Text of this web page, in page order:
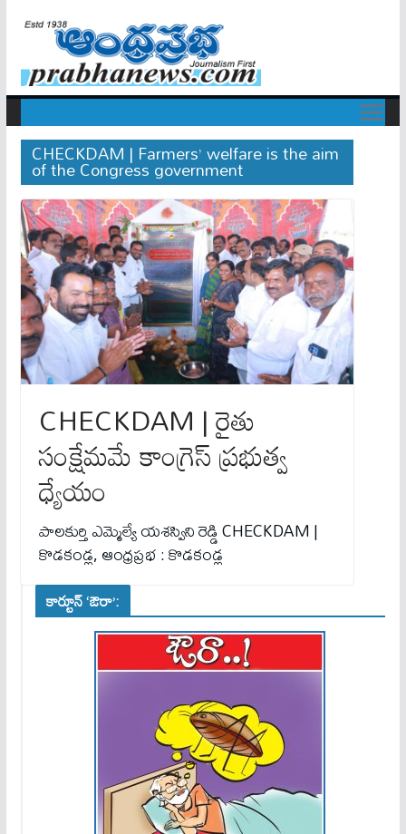
CHECKDAM | Farmers’ welfare is the aim
of the Congress government
CHECKDAM | రైతు
సంక్షేమ‌మే కాంగ్రెస్ ప్రభుత్వ
ధ్యేయం
పాలకుర్తి ఎమ్మెల్యే యశస్విని రెడ్డి CHECKDAM |
కొడకండ్ల, ఆంధ్రప్రభ : కొడకండ్ల
కార్టూన్ ‘ఔరా’: